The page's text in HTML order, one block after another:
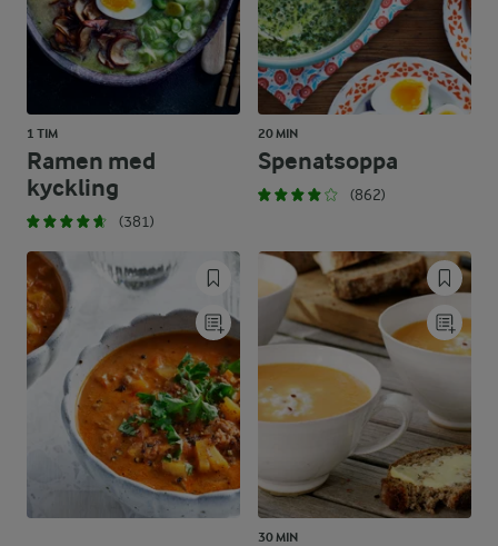
1 TIM
Ramen med
kyckling
(381)
20 MIN
Spenatsoppa
(862)
30 MIN